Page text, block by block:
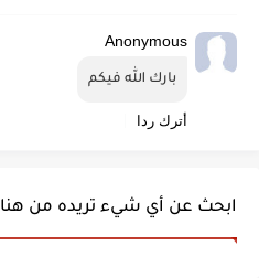
Anonymous
بارك الله فيكم
أترك ردا
ابحث عن أي شيء تريده من هنا